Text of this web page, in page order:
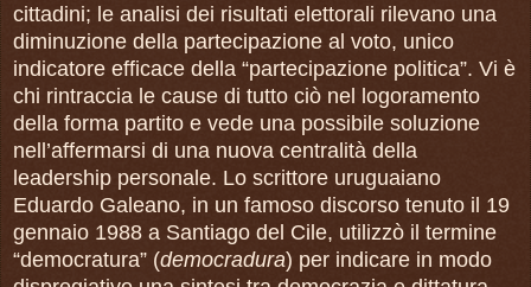
cittadini; le analisi dei risultati elettorali rilevano una
diminuzione della partecipazione al voto, unico
indicatore efficace della “partecipazione politica”. Vi è
chi rintraccia le cause di tutto ciò nel logoramento
della forma partito e vede una possibile soluzione
nell’affermarsi di una nuova centralità della
leadership personale. Lo scrittore uruguaiano
Eduardo Galeano, in un famoso discorso tenuto il 19
gennaio 1988 a Santiago del Cile, utilizzò il termine
“democratura” (democradura) per indicare in modo